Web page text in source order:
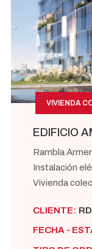
VIVIENDA
EDIFICIO
Rambla
Instalación
Vivienda
CLIENTE:
FECHA -